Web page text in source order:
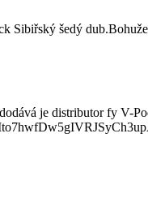
Sibiřský šedý
je distributor fy V-